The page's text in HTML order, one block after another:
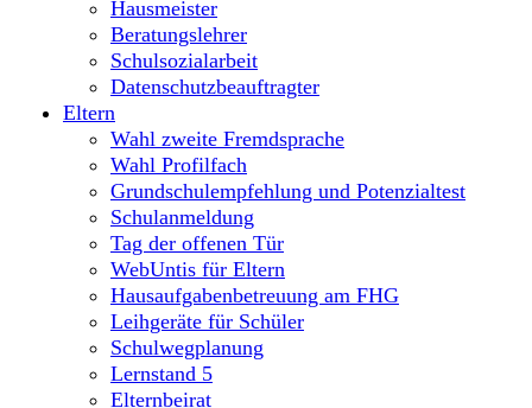
Hausmeister
Beratungslehrer
Schulsozialarbeit
Datenschutzbeauftragter
Eltern
Wahl zweite Fremdsprache
Wahl Profilfach
Grundschulempfehlung und Potenzialtest
Schulanmeldung
Tag der offenen Tür
WebUntis für Eltern
Hausaufgabenbetreuung am FHG
Leihgeräte für Schüler
Schulwegplanung
Lernstand 5
Elternbeirat